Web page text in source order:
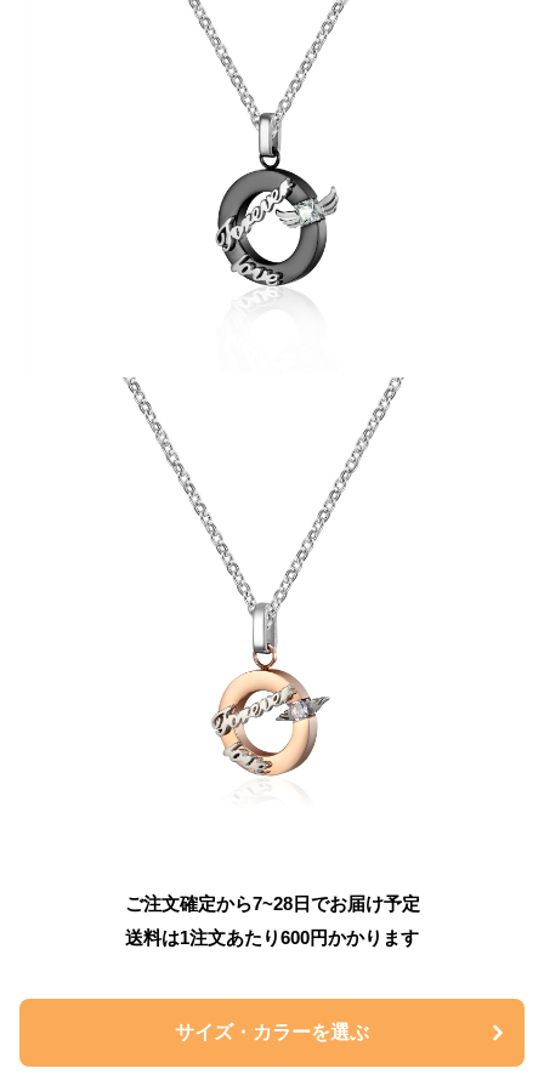
ご注文確定から7~28日でお届け予定
送料は1注文あたり600円かかります
サイズ・カラーを選ぶ